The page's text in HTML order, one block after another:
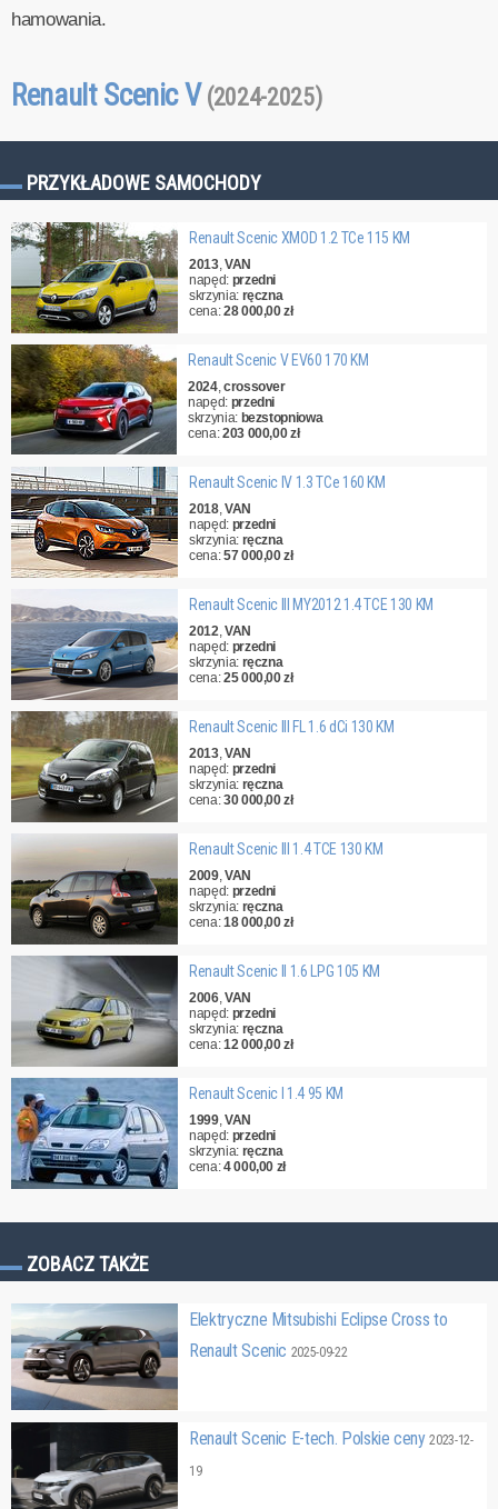
hamowania.
Renault Scenic V (2024-2025)
PRZYKŁADOWE SAMOCHODY
Renault Scenic XMOD 1.2 TCe 115 KM
2013,VAN
napęd: przedni
skrzynia: ręczna
cena:28 000,00 zł
Renault Scenic V EV60 170 KM
2024,crossover
napęd: przedni
skrzynia: bezstopniowa
cena:203 000,00 zł
Renault Scenic IV 1.3 TCe 160 KM
2018,VAN
napęd: przedni
skrzynia: ręczna
cena:57 000,00 zł
Renault Scenic III MY2012 1.4 TCE 130 KM
2012,VAN
napęd: przedni
skrzynia: ręczna
cena:25 000,00 zł
Renault Scenic III FL 1.6 dCi 130 KM
2013,VAN
napęd: przedni
skrzynia: ręczna
cena:30 000,00 zł
Renault Scenic III 1.4 TCE 130 KM
2009,VAN
napęd: przedni
skrzynia: ręczna
cena:18 000,00 zł
Renault Scenic II 1.6 LPG 105 KM
2006,VAN
napęd: przedni
skrzynia: ręczna
cena:12 000,00 zł
Renault Scenic I 1.4 95 KM
1999,VAN
napęd: przedni
skrzynia: ręczna
cena:4 000,00 zł
ZOBACZ TAKŻE
Elektryczne Mitsubishi Eclipse Cross to
Renault Scenic 2025-09-22
Renault Scenic E-tech. Polskie ceny2023-12-
19